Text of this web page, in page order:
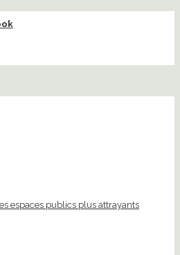
espaces publics plus attrayants